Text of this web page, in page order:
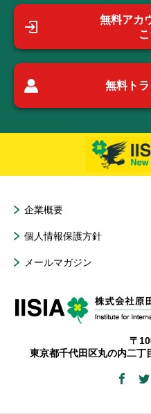
無料アカ
無料ト
企業概要
個人情報保護方針
メールマガジン
〒
東京都千代田区丸の内二丁